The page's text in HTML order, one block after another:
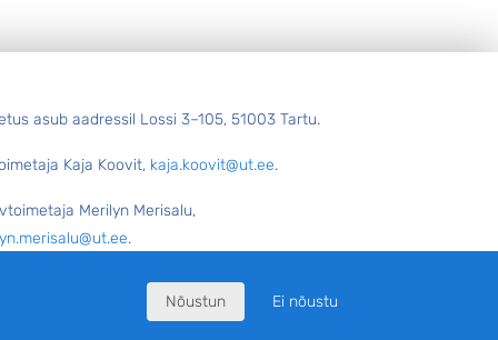
asub aadressil Lossi 3–105, 51003 Tartu.
Kaja Koovit, kaja.koovit@ut.ee.
Merilyn Merisalu,
.
Külli Pärtel, küljendaja Margus Evert.
Nõustun Ei nõustu